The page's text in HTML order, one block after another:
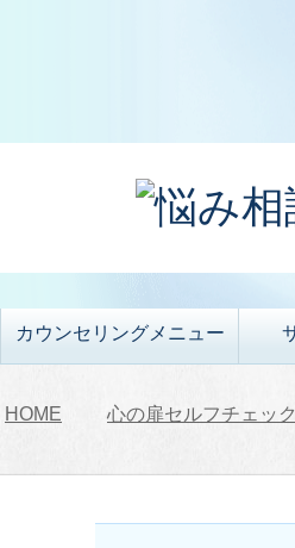
カウンセリングメニュー
HOME 心の扉セルフチェッ